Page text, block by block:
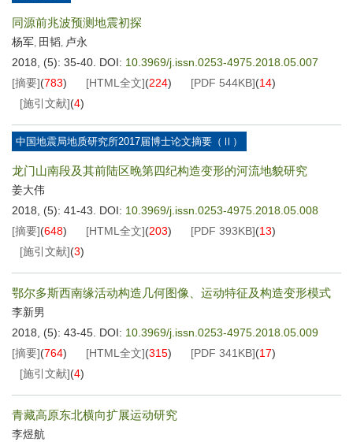
同源前兆波预测地震初探
杨军, 田韬, 卢永
2018, (5): 35-40. DOI: 10.3969/j.issn.0253-4975.2018.05.007
[摘要](783) [HTML全文](224) [PDF 544KB](14)
[施引文献](4)
中国地震局地质研究所2017届博士论文摘要（Ⅱ）
龙门山南段及其前陆区晚第四纪构造变形的河流地貌研究
姜大伟
2018, (5): 41-43.
DOI: 10.3969/j.issn.0253-4975.2018.05.008
[摘要](648) [HTML全文](203) [PDF 393KB](13)
[施引文献](3)
鄂尔多斯西南缘活动构造几何图像、运动特征及构造变形模式
李新男
2018, (5): 43-45. DOI: 10.3969/j.issn.0253-4975.2018.05.009
[摘要](764) [HTML全文](315) [PDF 341KB](17)
[施引文献](4)
青藏高原东北横向扩展运动研究
李煜航